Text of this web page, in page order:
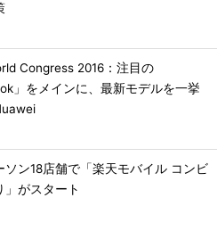
Congress 2016：注目の
」をメインに、最新モデルを一挙
ソン18店舗で「楽天モバイル コンビ
」がスタート